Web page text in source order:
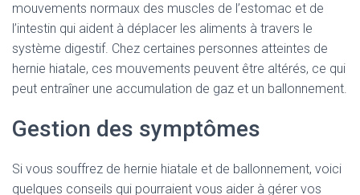
mouvements normaux des muscles de l’estomac et de
l’intestin qui aident à déplacer les aliments à travers le
système digestif. Chez certaines personnes atteintes de
hernie hiatale, ces mouvements peuvent être altérés, ce qui
peut entraîner une accumulation de gaz et un ballonnement.
Gestion des symptômes
Si vous souffrez de hernie hiatale et de ballonnement, voici
quelques conseils qui pourraient vous aider à gérer vos